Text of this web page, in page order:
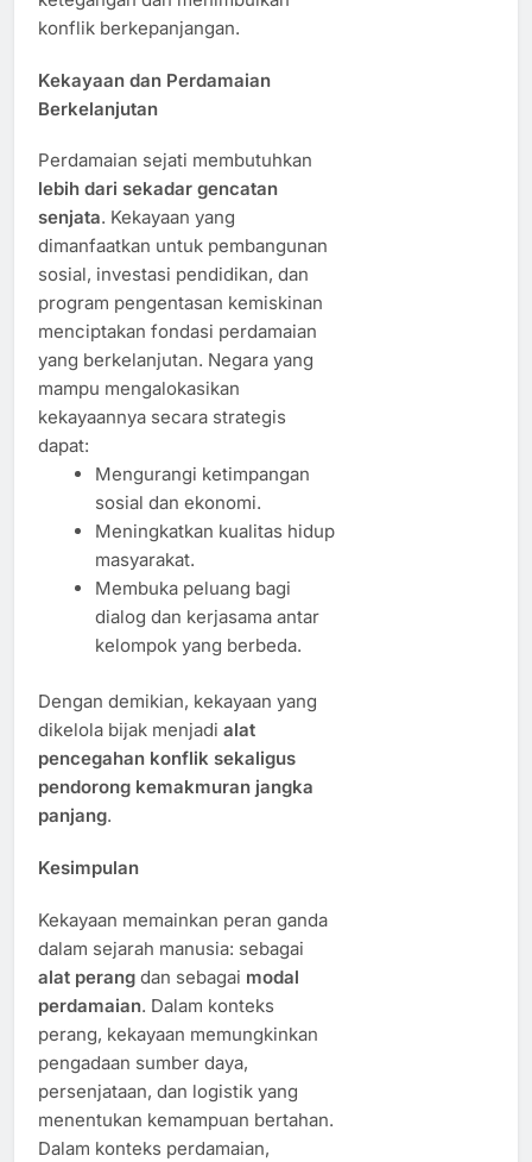
konflik berkepanjangan.
Kekayaan dan Perdamaian
Berkelanjutan
Perdamaian sejati membutuhkan
lebih dari sekadar gencatan
senjata. Kekayaan yang
dimanfaatkan untuk pembangunan
sosial, investasi pendidikan, dan
program pengentasan kemiskinan
menciptakan fondasi perdamaian
yang berkelanjutan. Negara yang
mampu mengalokasikan
kekayaannya secara strategis
dapat:
Mengurangi ketimpangan
sosial dan ekonomi.
Meningkatkan kualitas hidup
masyarakat.
Membuka peluang bagi
dialog dan kerjasama antar
kelompok yang berbeda.
Dengan demikian, kekayaan yang
dikelola bijak menjadi alat
pencegahan konflik sekaligus
pendorong kemakmuran jangka
panjang.
Kesimpulan
Kekayaan memainkan peran ganda
dalam sejarah manusia: sebagai
alat perang dan sebagai modal
perdamaian. Dalam konteks
perang, kekayaan memungkinkan
pengadaan sumber daya,
persenjataan, dan logistik yang
menentukan kemampuan bertahan.
Dalam konteks perdamaian,